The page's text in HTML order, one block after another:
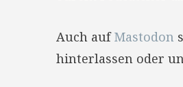
Auch aufMastodon
hinterlassen oder